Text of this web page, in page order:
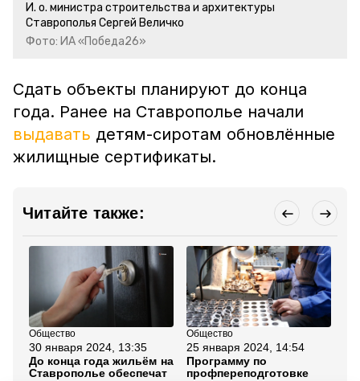
И. о. министра строительства и архитектуры
Ставрополья Сергей Величко
Фото: ИА «Победа26»
Сдать объекты планируют до конца
года. Ранее на Ставрополье начали
выдавать детям-сиротам обновлённые
жилищные сертификаты.
Читайте также:
Общество
30 января 2024, 13:35
До конца года жильём на
Ставрополье обеспечат
Общество
25 января 2024, 14:54
Программу по
профпереподготовке